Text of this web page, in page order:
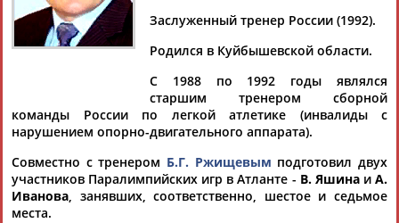
Дмитрий
АБАРЕНОВ
Тамилла
АБАСОВА
Рамазан
АБАЧАРАЕВ
Ростом
АБАШИДЗЕ
Флюра
БУЛАТОВА
Татьяна
Акжана
Артур
Заслуженный тренер России (1992).
Родился в Куйбышевской области.
С 1988 по 1992 годы являлся
старшим тренером сборной
команды России по легкой атлетике (инвалиды с
нарушением опорно-двигательного аппарата).
Совместно с тренером Б.Г. Ржищевым подготовил двух
участников Паралимпийских игр в Атланте - В. ЯшинаиА.
Иванова, занявших, соответственно, шестое и седьмое
места.